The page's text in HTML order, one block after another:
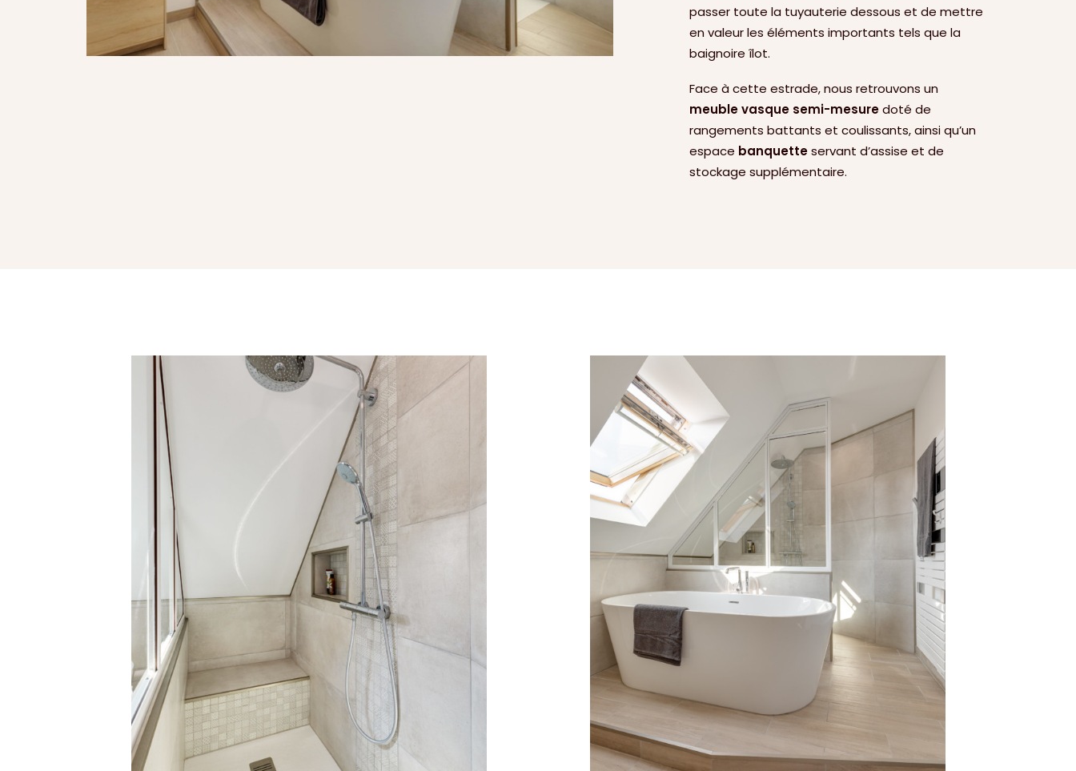
passer toute la tuyauterie dessous et de mettre
en valeur les éléments importants tels que la
baignoire îlot.
Face à cette estrade, nous retrouvons un
meuble vasque semi-mesuredoté de
rangements battants et coulissants, ainsi qu’un
espace banquetteservant d’assise et de
stockage supplémentaire.